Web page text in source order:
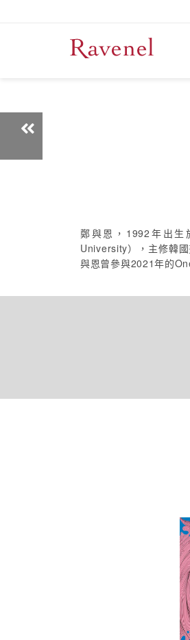
鄭與恩，1992年出生
University），主修韓
與恩曾參與2021年的